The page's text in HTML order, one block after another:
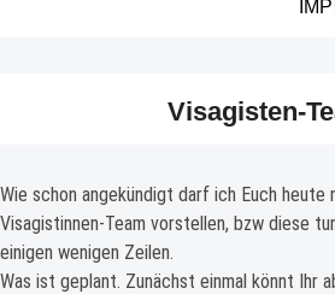
Visagisten-
Wie schon angekündigt darf ich Euch heute
Visagistinnen-Team vorstellen, bzw diese
einigen wenigen Zeilen.
Was ist geplant. Zunächst einmal könnt Ihr